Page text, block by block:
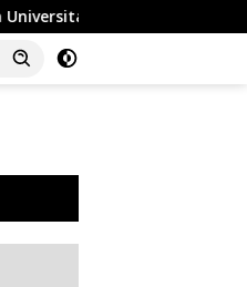
Jalani KKN Tematik,